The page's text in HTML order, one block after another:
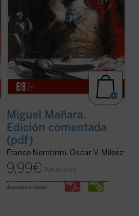
Miguel Mañara.
Edición comentada
(pdf)
Franco Nembrini, Oscar V. Milosz
9,99€ IVA incluido
disponible en ebook: